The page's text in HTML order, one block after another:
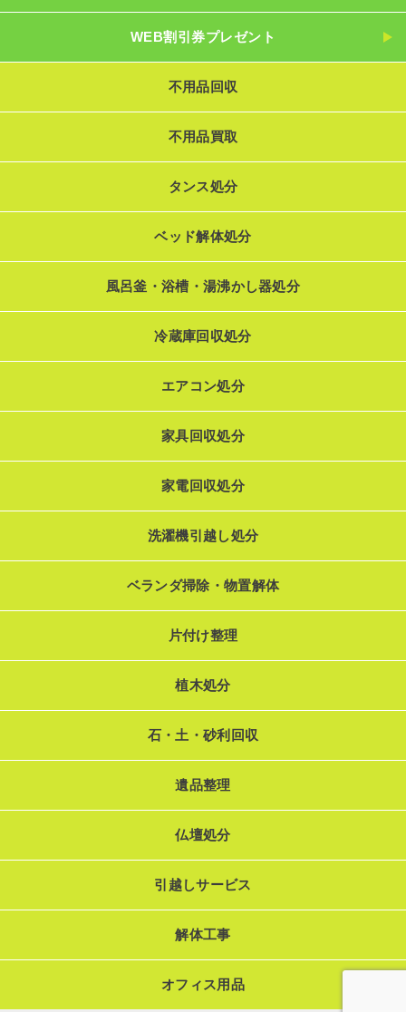
WEB割引券プレゼント
不用品回収
不用品買取
タンス処分
ベッド解体処分
風呂釜・浴槽・湯沸かし器処分
冷蔵庫回収処分
エアコン処分
家具回収処分
家電回収処分
洗濯機引越し処分
ベランダ掃除・物置解体
片付け整理
植木処分
石・土・砂利回収
遺品整理
仏壇処分
引越しサービス
解体工事
オフィス用品